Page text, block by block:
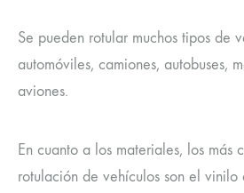
Se pueden rotular muchos tipos de
automóviles, camiones, autobuses,
aviones.
En cuanto a los materiales, los más
rotulación de vehículos son el vinilo